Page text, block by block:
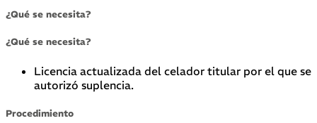
¿Qué se necesita?
¿Qué se necesita?
Licencia actualizada del celador titular por el que se
autorizó suplencia.
Procedimiento